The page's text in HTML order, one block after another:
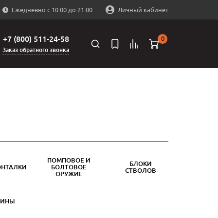
Ежедневно с 10:00 до 21:00 Личный кабинет
+7 (800) 511-24-58
Заказ обратного звонка
0
ПОМПОВОЕ И
БОЛТОВОЕ
ОРУЖИЕ
БЛОКИ
СТВОЛОВ